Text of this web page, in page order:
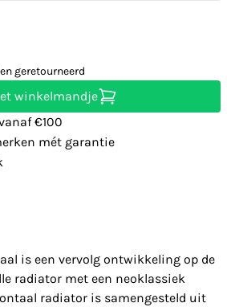
geretourneerd
winkelmandje
€100
mét garantie
is een vervolg ontwikkeling op de
radiator met een neoklassiek
radiator is samengesteld uit